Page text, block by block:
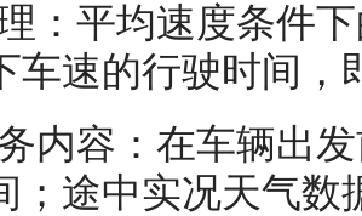
：平均速度条件
车速的行驶时间，
内容：在车辆出
；途中实况天气数